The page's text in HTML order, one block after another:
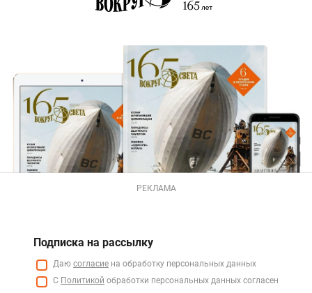
РЕКЛАМА
Подписка на рассылку
Даю согласие на обработку персональных данных
С Политикой обработки персональных данных согласен